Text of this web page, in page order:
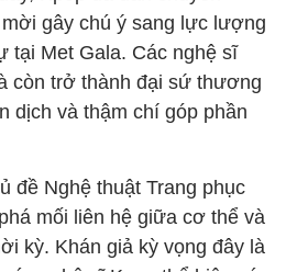
gây chú ý sang lực lượng
tại Met Gala. Các nghệ sĩ
còn trở thành đại sứ thương
dịch và thậm chí góp phần
đề Nghệ thuật Trang phục
mối liên hệ giữa cơ thể và
kỳ. Khán giả kỳ vọng đây là